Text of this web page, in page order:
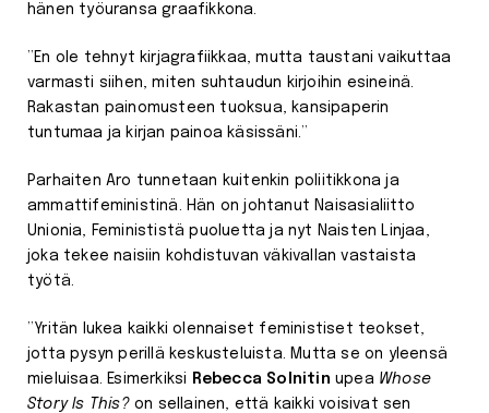
hänen työuransa graafikkona.
”En ole tehnyt kirjagrafiikkaa, mutta taustani vaikuttaa
varmasti siihen, miten suhtaudun kirjoihin esineinä.
Rakastan painomusteen tuoksua, kansipaperin
tuntumaa ja kirjan painoa käsissäni.”
Parhaiten Aro tunnetaan kuitenkin poliitikkona ja
ammattifeministinä. Hän on johtanut Naisasialiitto
Unionia, Feminististä puoluetta ja nyt Naisten Linjaa,
joka tekee naisiin kohdistuvan väkivallan vastaista
työtä.
”Yritän lukea kaikki olennaiset feministiset teokset,
jotta pysyn perillä keskusteluista. Mutta se on yleensä
mieluisaa. Esimerkiksi Rebecca Solnitin upea Whose
Story Is This?on sellainen, että kaikki voisivat sen